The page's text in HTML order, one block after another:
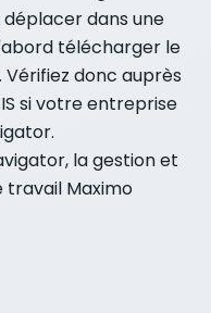
déplacer dans une
télécharger le
donc auprès
si votre entreprise
la gestion et
travail Maximo